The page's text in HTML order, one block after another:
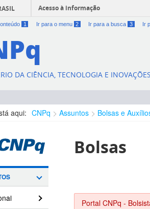
Acesso à informação
1 Ir para o menu 2 Ir para a busca 3 Ir
DA CIÊNCIA, TECNOLOGIA E INOVAÇÕES
aqui: CNPq Assuntos Bolsas e
Bolsas
Portal CNPq -